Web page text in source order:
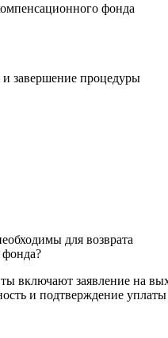
фонда
и завершение процедуры
для возврата
включают заявление на
и подтверждение уплаты